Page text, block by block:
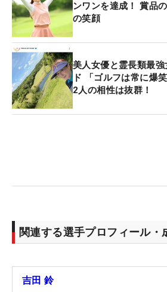
ンワンを達成！ 賞品
の笑顔
美人女優と霊長類最
ド 「ゴルフは常に爆
2人の相性は抜群！
関連する選手プロフィール・
吉田 鈴